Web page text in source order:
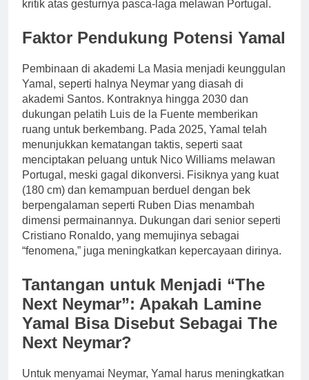
kritik atas gesturnya pasca-laga melawan Portugal.
Faktor Pendukung Potensi Yamal
Pembinaan di akademi La Masia menjadi keunggulan
Yamal, seperti halnya Neymar yang diasah di
akademi Santos. Kontraknya hingga 2030 dan
dukungan pelatih Luis de la Fuente memberikan
ruang untuk berkembang. Pada 2025, Yamal telah
menunjukkan kematangan taktis, seperti saat
menciptakan peluang untuk Nico Williams melawan
Portugal, meski gagal dikonversi. Fisiknya yang kuat
(180 cm) dan kemampuan berduel dengan bek
berpengalaman seperti Ruben Dias menambah
dimensi permainannya. Dukungan dari senior seperti
Cristiano Ronaldo, yang memujinya sebagai
“fenomena,” juga meningkatkan kepercayaan dirinya.
Tantangan untuk Menjadi “The
Next Neymar”: Apakah Lamine
Yamal Bisa Disebut Sebagai The
Next Neymar?
Untuk menyamai Neymar, Yamal harus meningkatkan